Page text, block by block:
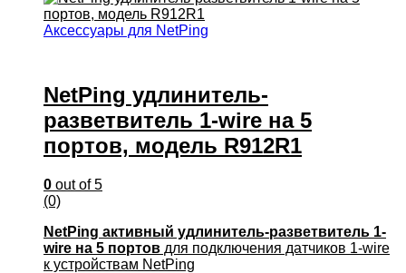
Аксессуары для NetPing
NetPing удлинитель-
разветвитель 1-wire на 5
портов, модель R912R1
0 out of 5
(0)
NetPing активный удлинитель-разветвитель 1-
wire на 5 портов для подключения датчиков 1-wire
к устройствам NetPing